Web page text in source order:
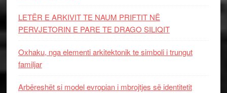
LETËR E ARKIVIT TE NAUM PRIFTIT NË
PERVJETORIN E PARE TE DRAGO SILIQIT
Oxhaku, nga elementi arkitektonik te simboli i trungut
familjar
Arbëreshët si model evropian i mbrojtjes së identitetit